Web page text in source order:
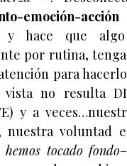
emoción-acción
y hace que
por rutina,
para
no resulta
y a
nuestra voluntad
tocado fondo